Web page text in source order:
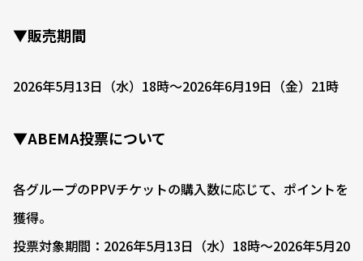
▼販売期間
2026年5月13日（水）18時〜2026年6月19日（金）21時
▼ABEMA投票について
各グループのPPVチケットの購入数に応じて、ポイントを
獲得。
投票対象期間：2026年5月13日（水）18時〜2026年5月20